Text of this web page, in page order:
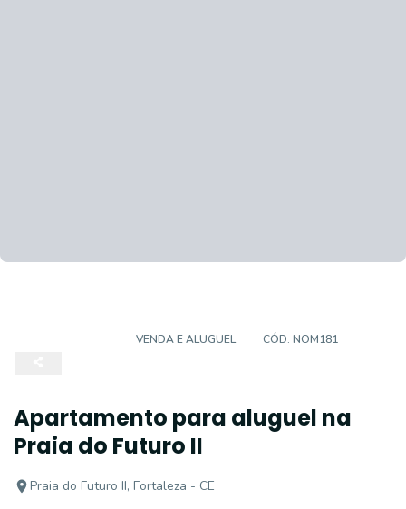
VENDA E ALUGUEL CÓD: NOM181
Apartamento para aluguel na
Praia do Futuro II
Praia do Futuro II, Fortaleza - CE